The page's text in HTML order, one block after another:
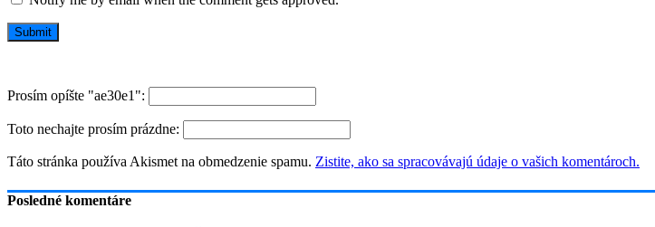
Prosím opíšte "ae30e1":
Toto nechajte prosím prázdne:
Táto stránka používa Akismet na obmedzenie spamu. Zistite, ako sa spracovávajú údaje o vašich komentároch.
Posledné komentáre